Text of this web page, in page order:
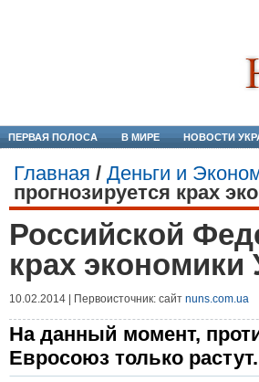
ПЕРВАЯ ПОЛОСА В МИРЕ НОВОСТИ
Главная / Деньги и
прогнозируется крах
Российской
крах экономики
10.02.2014 | Первоисточник: сайт nuns.com.ua
На данный момент,
Евросоюз только растут.